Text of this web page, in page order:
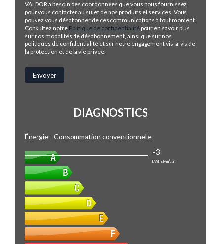
VALDOR a besoin des coordonnées que vous nous fournissez
pour vous contacter au sujet de nos produits et services. Vous
pouvez vous désabonner de ces communications à tout moment.
Consultez notre Politique de confidentialité pour en savoir plus
sur nos modalités de désabonnement, ainsi que sur nos
politiques de confidentialité et sur notre engagement vis-à-vis de
la protection et de la vie privée.
DIAGNOSTICS
Énergie - Consommation conventionnelle
-3
kWhEP/m².an